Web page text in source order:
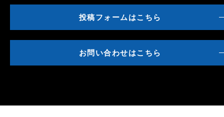
投稿フォームはこちら
お問い合わせはこちら